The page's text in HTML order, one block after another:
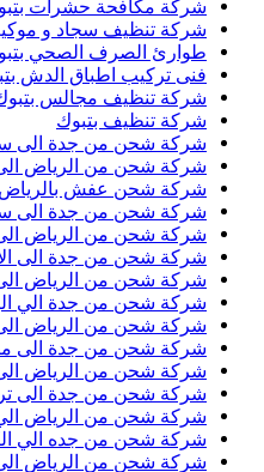
شركة مكافحة حشرات
شركة تنظيف سجاد و
طوارئ الصرف الصحي
فنى تركيب اطباق الدش
شركة تنظيف مجالس
شركة تنظيف بتبوك
شركة شحن من جدة الى
شركة شحن من الرياض
شركة شحن عفش بالرياض 300 ريال
شركة شحن من جدة الى
شركة شحن من الرياض
شركة شحن من جدة الى
شركة شحن من الرياض الى
شركة شحن من جدة الي
شركة شحن من الرياض الى
شركة شحن من جدة الى
شركة شحن من الرياض
شركة شحن من جدة الى
شركة شحن من الرياض الي
شركة شحن من جده الي
شركة شحن من الرياض